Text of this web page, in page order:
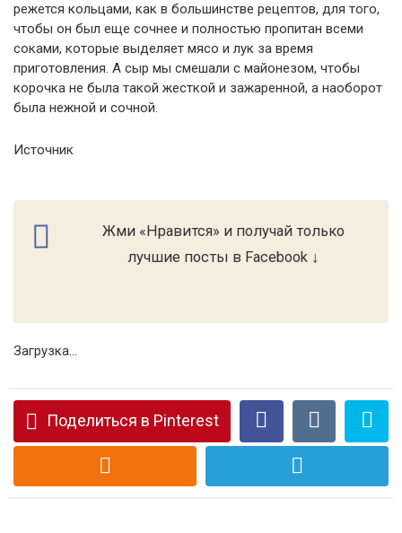
режется кольцами, как в большинстве рецептов, для того,
чтобы он был еще сочнее и полностью пропитан всеми
соками, которые выделяет мясо и лук за время
приготовления. А сыр мы смешали с майонезом, чтобы
корочка не была такой жесткой и зажаренной, а наоборот
была нежной и сочной.
Источник
Жми «Нравится» и получай только
лучшие посты в Facebook ↓
Загрузка...
Поделиться в Pinterest